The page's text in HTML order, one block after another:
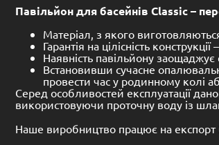
Павільйон для басейнів Classic –
Матеріал, з якого
Гарантія на цілісність
Наявність павільйону
Встановивши сучасне
провести час у родинному колі
Серед особливостей експлуатації
використовуючи проточну воду із
Наше виробництво працює на експорт